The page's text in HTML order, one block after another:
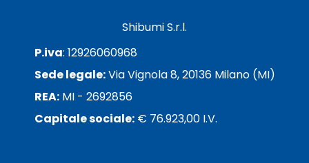
Shibumi S.r.l.
P.iva: 12926060968
Sede legale:Via Vignola 8, 20136 Milano (MI)
REA:MI - 2692856
Capitale sociale:€ 76.923,00 I.V.